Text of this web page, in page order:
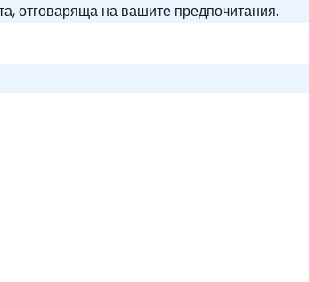
отговаряща на вашите предпочитания.